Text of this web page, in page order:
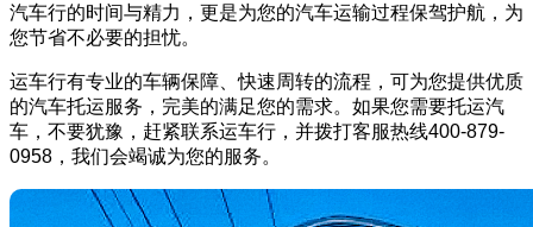
汽车行的时间与精力，更是为您的汽车运输过程保驾护航，为
您节省不必要的担忧。
运车行有专业的车辆保障、快速周转的流程，可为您提供优质
的汽车托运服务，完美的满足您的需求。如果您需要托运汽
车，不要犹豫，赶紧联系运车行，并拨打客服热线400-879-
0958，我们会竭诚为您的服务。